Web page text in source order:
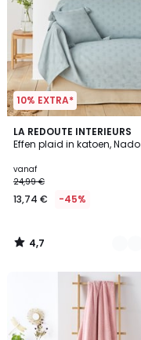
10% EXTRA*
LA REDOUTE INTERIEURS
Effen plaid in katoen, Nado
vanaf
24,99 €
13,74 € -45%
4,7
/ 5
3
Kleuren
4,7
/